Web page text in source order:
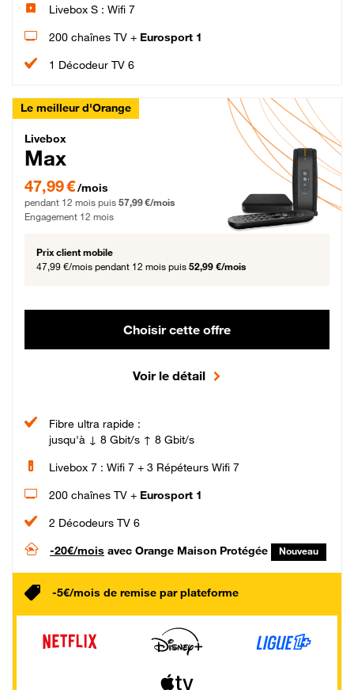
Livebox S : Wifi 7
200 chaînes TV + Eurosport 1
1 Décodeur TV 6
Le meilleur d'Orange
Livebox Max Fibre
Livebox
Max
47,99 € par mois pendant 12 mois puis 57,99 € par mois, Engagement 12 mois
47,99 €/mois
pendant 12 mois puis 57,99 €/mois
Engagement 12 mois
Prix client mobile
47,99 €/mois pendant 12 mois puis 52,99 €/mois
Choisir cette offre
Voir le détail
Fibre ultra rapide :
jusqu'à ↓ 8 Gbit/s ↑ 8 Gbit/s
Livebox 7 : Wifi 7 + 3 Répéteurs Wifi 7
200 chaînes TV + Eurosport 1
2 Décodeurs TV 6
-20€/mois avec Orange Maison Protégée Nouveau
-5€/mois de remise par plateforme